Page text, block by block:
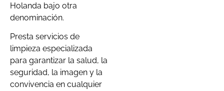
Holanda bajo otra
denominación.
Presta servicios de
limpieza especializada
para garantizar la salud, la
seguridad, la imagen y la
convivencia en cualquier